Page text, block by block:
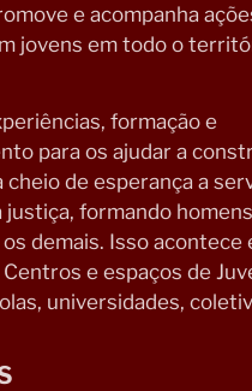
e acompanha
jovens em todo o
formação e
para os ajudar a
cheio de esperança a
justiça, formando
demais. Isso acontece
e espaços de
universidades,